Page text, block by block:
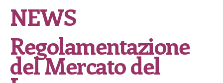
NEWS
Regolamentazione
del Mercato del